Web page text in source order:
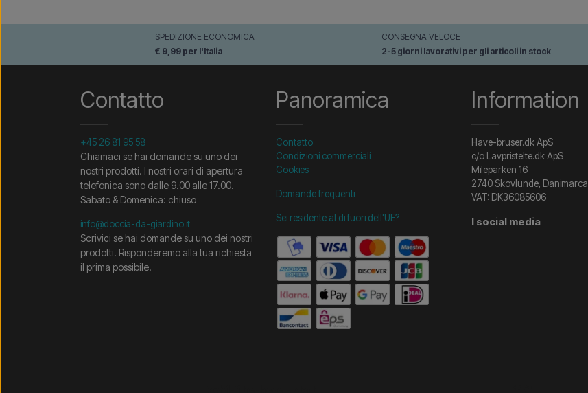
SPEDIZIONE ECONOMICA
€ 9,99 per l'Italia
CONSEGNA VELOCE
2-5 giorni lavorativi per gli articoli in stock
Contatto
+45 26 81 95 58
Chiamaci se hai domande su uno dei
nostri prodotti. I nostri orari di apertura
telefonica sono dalle 9.00 alle 17.00.
Sabato & Domenica: chiuso
info@doccia-da-giardino.it
Scrivici se hai domande su uno dei nostri
prodotti. Risponderemo alla tua richiesta
il prima possibile.
Panoramica
Contatto
Condizioni commerciali
Cookies
Domande frequenti
Sei residente al di fuori dell'UE?
Information
Have-bruser.dk ApS
c/o Lavpristelte.dk ApS
Mileparken 16
2740 Skovlunde, Danimarca
VAT: DK36085606
I social media